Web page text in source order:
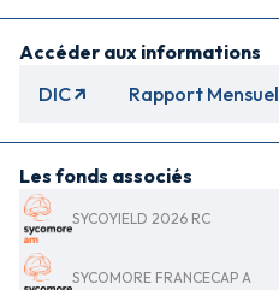
Accéder aux informations
DIC
Rapport Mensuel
Les fonds associés
SYCOYIELD 2026 RC
SYCOMORE FRANCECAP A